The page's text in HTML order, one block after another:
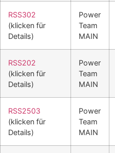
RSS302
(klicken für
Details)
Power
Team
MAIN
RSS202
(klicken für
Details)
Power
Team
MAIN
RSS2503
(klicken für
Details)
Power
Team
MAIN